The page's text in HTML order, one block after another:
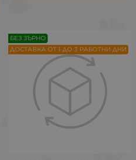
БЕЗ ЗЪРНО
ДОСТАВКА ОТ 1 ДО 3 РАБОТНИ ДНИ